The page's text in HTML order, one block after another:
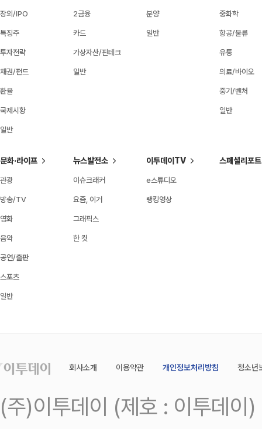
장외/IPO
특징주
투자전략
채권/펀드
환율
국제시황
일반
2금융
카드
가상자산/핀테크
일반
분양
일반
중화학
항공/물류
유통
의료/바이오
중기/벤처
일반
문화·라이프
관광
방송/TV
영화
음악
공연/출판
스포츠
일반
뉴스발전소
이슈크래커
요즘, 이거
그래픽스
한 컷
이투데이TV
e스튜디오
랭킹영상
스페셜리포트
회사소개 이용약관 개인정보처리방침 청소년
(주)이투데이 (제호 : 이투데